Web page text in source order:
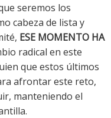
seremos los
cabeza de lista y
ESE MOMENTO HA
radical en este
que estos últimos
afrontar este reto,
manteniendo el